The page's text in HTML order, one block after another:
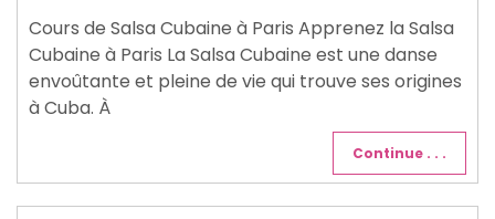
Cours de Salsa Cubaine à Paris Apprenez la Salsa
Cubaine à Paris La Salsa Cubaine est une danse
envoûtante et pleine de vie qui trouve ses origines
à Cuba. À
Continue . . .